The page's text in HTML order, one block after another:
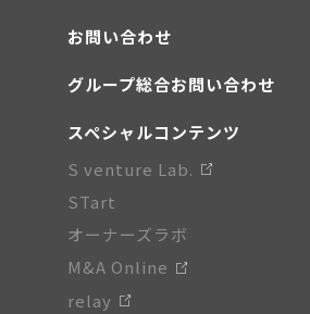
お問い合わせ
グループ総合お問い合わせ
スペシャルコンテンツ
S venture Lab.
STart
オーナーズラボ
M&A Online
relay